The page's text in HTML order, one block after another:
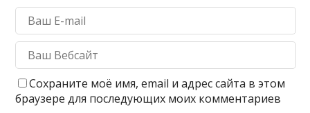
Сохраните моё имя, email и адрес сайта в этом
браузере для последующих моих комментариев